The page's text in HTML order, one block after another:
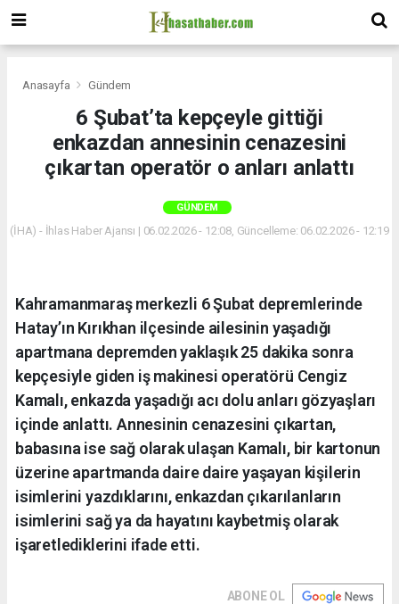
Anasayfa Gündem
6 Şubat’ta kepçeyle gittiği
enkazdan annesinin cenazesini
çıkartan operatör o anları anlattı
GÜNDEM
(İHA) - İhlas Haber Ajansı | 06.02.2026 - 12:08, Güncelleme: 06.02.2026 - 12:19
Kahramanmaraş merkezli 6 Şubat depremlerinde
Hatay’ın Kırıkhan ilçesinde ailesinin yaşadığı
apartmana depremden yaklaşık 25 dakika sonra
kepçesiyle giden iş makinesi operatörü Cengiz
Kamalı, enkazda yaşadığı acı dolu anları gözyaşları
içinde anlattı. Annesinin cenazesini çıkartan,
babasına ise sağ olarak ulaşan Kamalı, bir kartonun
üzerine apartmanda daire daire yaşayan kişilerin
isimlerini yazdıklarını, enkazdan çıkarılanların
isimlerini sağ ya da hayatını kaybetmiş olarak
işaretlediklerini ifade etti.
ABONE OL